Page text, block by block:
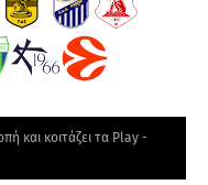
και κοιτάζει τα Play -